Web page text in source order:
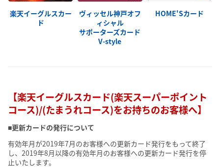
楽天イーグルスカー
ド
ヴィッセル神戸オフ
ィシャル
サポーターズカード
V-style
HOME'Sカード
【楽天イーグルスカード(楽天スーパーポイント
コース)/(たまうれコース)をお持ちのお客様へ】
■更新カードの発行について
有効年月が2019年7月のお客様への更新カード発行をもって終了
し、2019年8月以降の有効年月のお客様への更新カード発行を停
止いたします。